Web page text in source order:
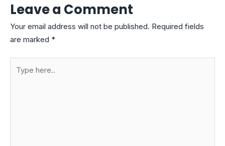
Leave a Comment
Your email address will not be published. Required fields
are marked *
here..